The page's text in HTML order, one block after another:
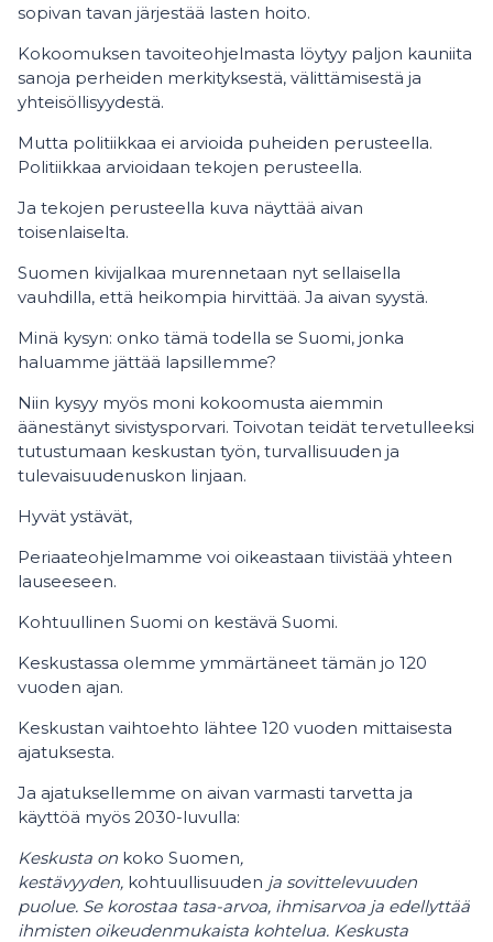
sopivan tavan järjestää lasten hoito.
Kokoomuksen tavoiteohjelmasta löytyy paljon kauniita
sanoja perheiden merkityksestä, välittämisestä ja
yhteisöllisyydestä.
Mutta politiikkaa ei arvioida puheiden perusteella.
Politiikkaa arvioidaan tekojen perusteella.
Ja tekojen perusteella kuva näyttää aivan
toisenlaiselta.
Suomen kivijalkaa murennetaan nyt sellaisella
vauhdilla, että heikompia hirvittää. Ja aivan syystä.
Minä kysyn: onko tämä todella se Suomi, jonka
haluamme jättää lapsillemme?
Niin kysyy myös moni kokoomusta aiemmin
äänestänyt sivistysporvari. Toivotan teidät tervetulleeksi
tutustumaan keskustan työn, turvallisuuden ja
tulevaisuudenuskon linjaan.
Hyvät ystävät,
Periaateohjelmamme voi oikeastaan tiivistää yhteen
lauseeseen.
Kohtuullinen Suomi on kestävä Suomi.
Keskustassa olemme ymmärtäneet tämän jo 120
vuoden ajan.
Keskustan vaihtoehto lähtee 120 vuoden mittaisesta
ajatuksesta.
Ja ajatuksellemme on aivan varmasti tarvetta ja
käyttöä myös 2030-luvulla:
Keskusta on koko Suomen,
kestävyyden, kohtuullisuuden ja sovittelevuuden
puolue. Se korostaa tasa-arvoa, ihmisarvoa ja edellyttää
ihmisten oikeudenmukaista kohtelua. Keskusta